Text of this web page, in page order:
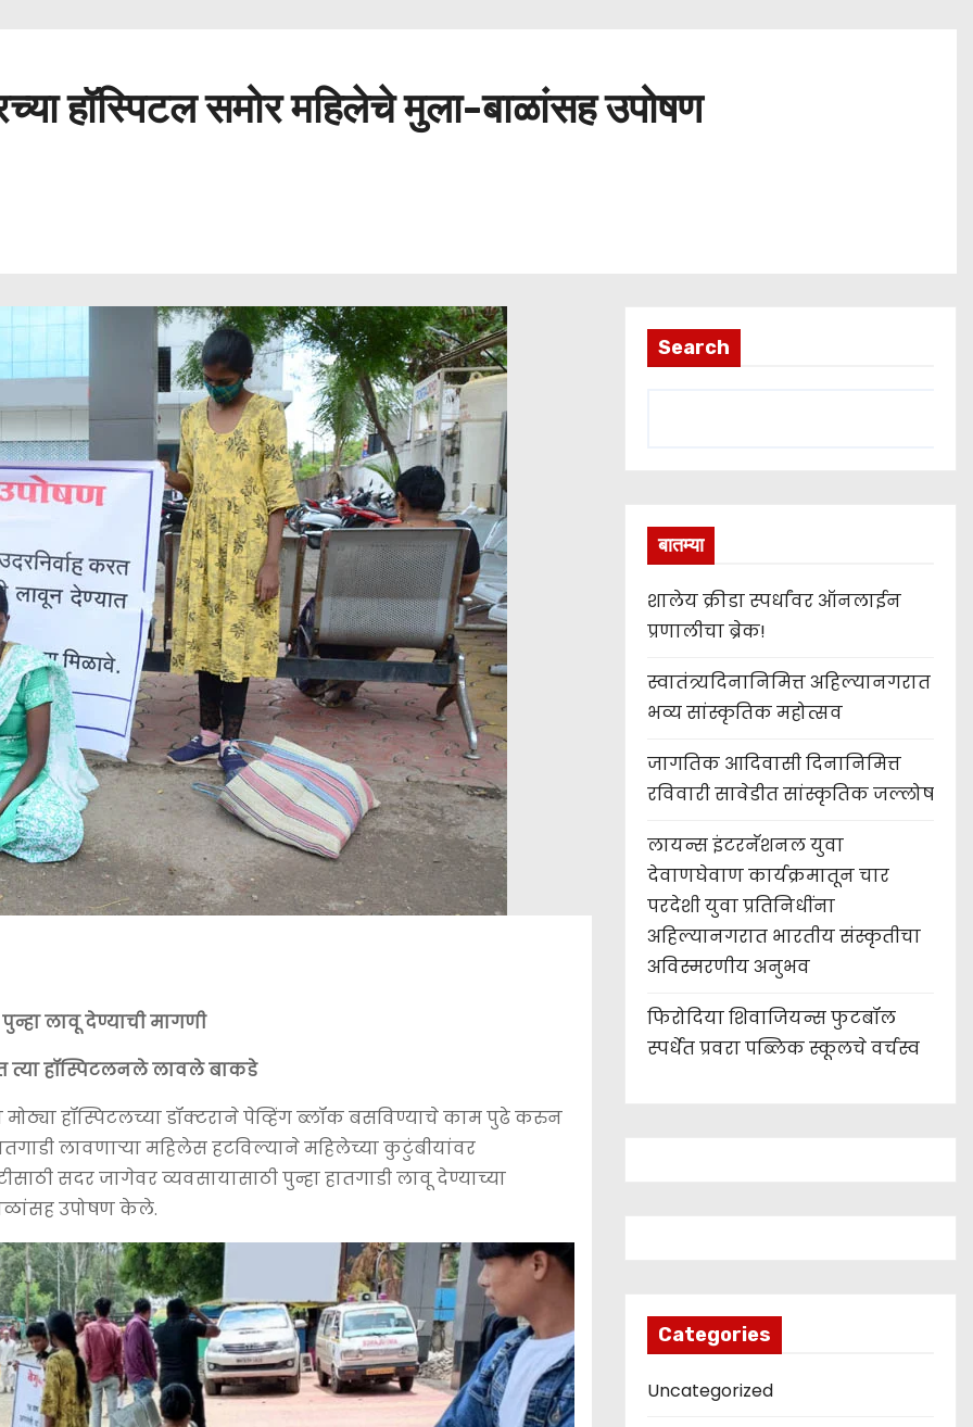
हॉस्पिटल समोर महिलेचे मुला-बाळांसह उपोषण
लावू देण्याची मागणी
त्या हॉस्पिटलनले लावले बाकडे
हॉस्पिटलच्या डॉक्टराने पेव्हिंग ब्लॉक बसविण्याचे काम पुढे करुन
लावणार्‍या महिलेस हटविल्याने महिलेच्या कुटुंबीयांवर
सदर जागेवर व्यवसायासाठी पुन्हा हातगाडी लावू देण्याच्या
उपोषण केले.
Search
बातम्या
शालेय क्रीडा स्पर्धांवर ऑनलाईन
प्रणालीचा ब्रेक!
स्वातंत्र्यदिनानिमित्त अहिल्यानगरात
भव्य सांस्कृतिक महोत्सव
जागतिक आदिवासी दिनानिमित्त
रविवारी सावेडीत सांस्कृतिक जल्लोष
लायन्स इंटरनॅशनल युवा
देवाणघेवाण कार्यक्रमातून चार
परदेशी युवा प्रतिनिधींना
अहिल्यानगरात भारतीय संस्कृतीचा
अविस्मरणीय अनुभव
फिरोदिया शिवाजियन्स फुटबॉल
स्पर्धेत प्रवरा पब्लिक स्कूलचे वर्चस्व
Categories
Uncategorized